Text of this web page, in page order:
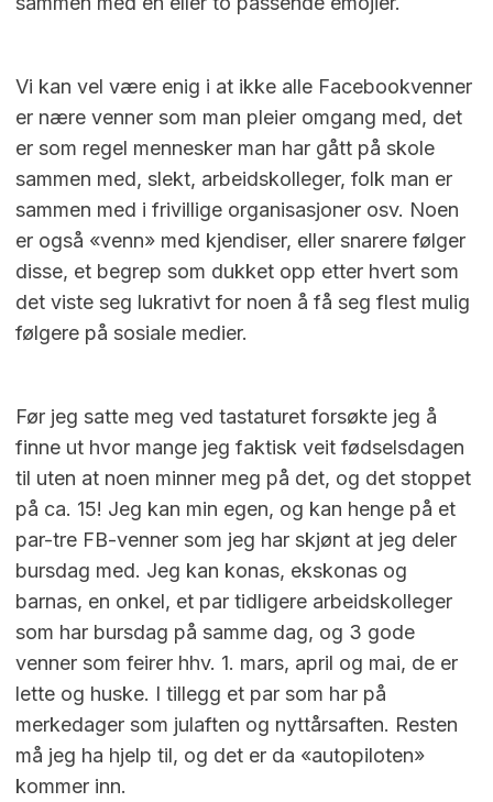
Vi kan vel være enig i at ikke alle Facebookvenner
er nære venner som man pleier omgang med, det
er som regel mennesker man har gått på skole
sammen med, slekt, arbeidskolleger, folk man er
sammen med i frivillige organisasjoner osv. Noen
er også «venn» med kjendiser, eller snarere følger
disse, et begrep som dukket opp etter hvert som
det viste seg lukrativt for noen å få seg flest mulig
følgere på sosiale medier.
Før jeg satte meg ved tastaturet forsøkte jeg å
finne ut hvor mange jeg faktisk veit fødselsdagen
til uten at noen minner meg på det, og det stoppet
på ca. 15! Jeg kan min egen, og kan henge på et
par-tre FB-venner som jeg har skjønt at jeg deler
bursdag med. Jeg kan konas, ekskonas og
barnas, en onkel, et par tidligere arbeidskolleger
som har bursdag på samme dag, og 3 gode
venner som feirer hhv. 1. mars, april og mai, de er
lette og huske. I tillegg et par som har på
merkedager som julaften og nyttårsaften. Resten
må jeg ha hjelp til, og det er da «autopiloten»
kommer inn.